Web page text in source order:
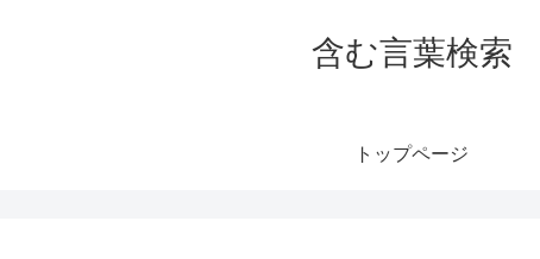
含む言葉検索
トップページ